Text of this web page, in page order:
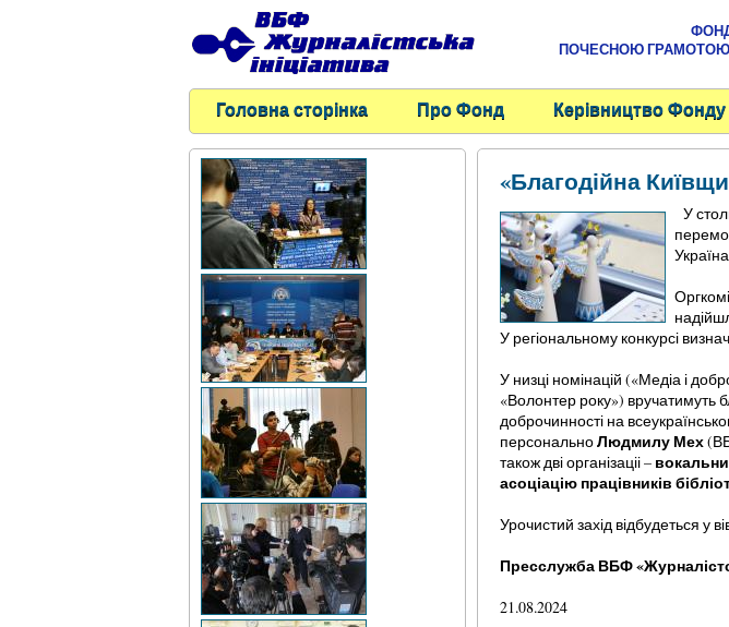
ПОЧЕСНОЮ ГРАМОТОЮ
Головна сторінка Про Фонд Керівництво Фонду
«Благодійна
У
У регіональному конкурсі
У низці номінацій («Медіа і
«Волонтер року») вручатимуть
доброчинності на
персональноЛюдмилу Мех
також дві організаціі –
асоціацію працівників
Урочистий захід відбудеться у
Пресслужба ВБФ
21.08.2024